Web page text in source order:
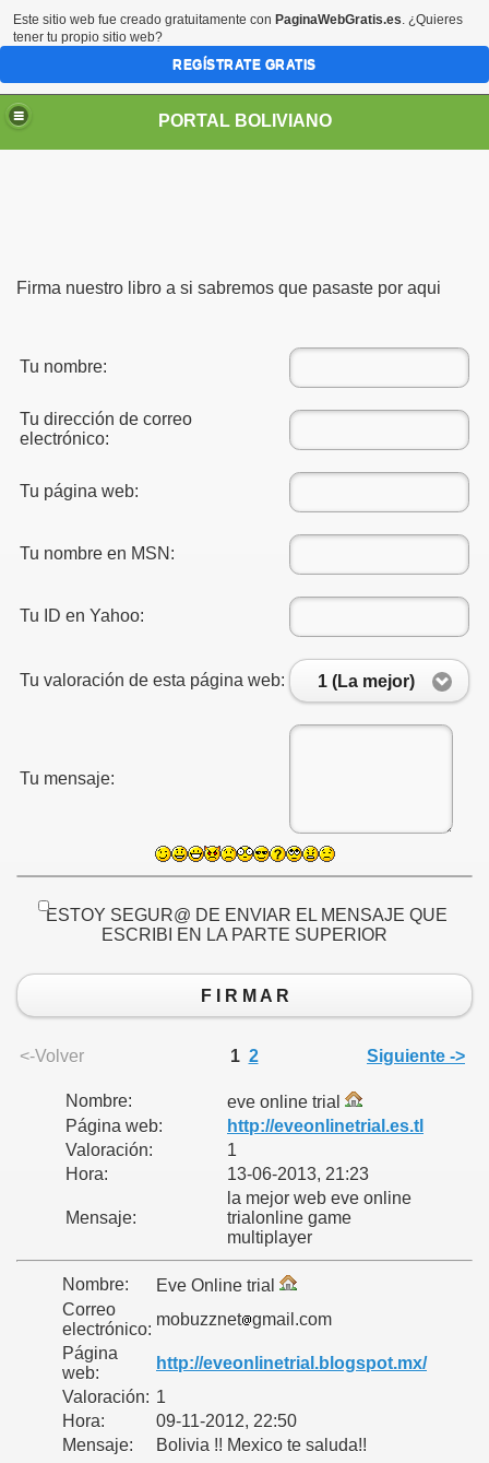
PORTAL BOLIVIANO
Firma nuestro libro a si sabremos que pasaste por aqui
Tu nombre:
Tu dirección de correo
electrónico:
Tu página web:
Tu nombre en MSN:
Tu ID en Yahoo:
Tu valoración de esta página web: 1 (La mejor)
Tu mensaje:
ESTOY SEGUR@ DE ENVIAR EL MENSAJE QUE
ESCRIBI EN LA PARTE SUPERIOR
F I R M A R
<-Volver 1 2 Siguiente ->
Nombre:
eve online trial
Página web:
http://eveonlinetrial.es.tl
Valoración:
1
Hora:
13-06-2013, 21:23
Mensaje:
la mejor web eve online
trialonline game
multiplayer
Nombre:
Eve Online trial
Correo
electrónico:
mobuzznet gmail.com
Página
web:
http://eveonlinetrial.blogspot.mx/
Valoración: 1
Hora:
09-11-2012, 22:50
Mensaje:
Bolivia !! Mexico te saluda!!
Este sitio web fue creado gratuitamente con PaginaWebGratis.es. ¿Quieres
tener tu propio sitio web?
REGÍSTRATE GRATIS